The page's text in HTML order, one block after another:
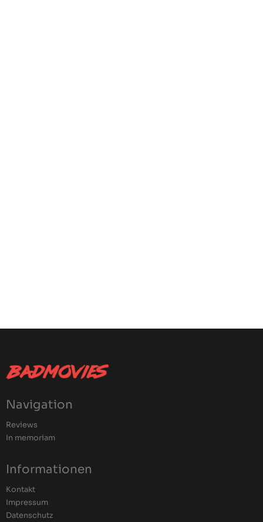
Navigation
Reviews
In memoriam
Informationen
Kontakt
Impressum
Datenschutz